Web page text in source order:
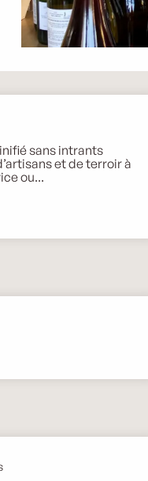
sans intrants
et de terroir à
ou...